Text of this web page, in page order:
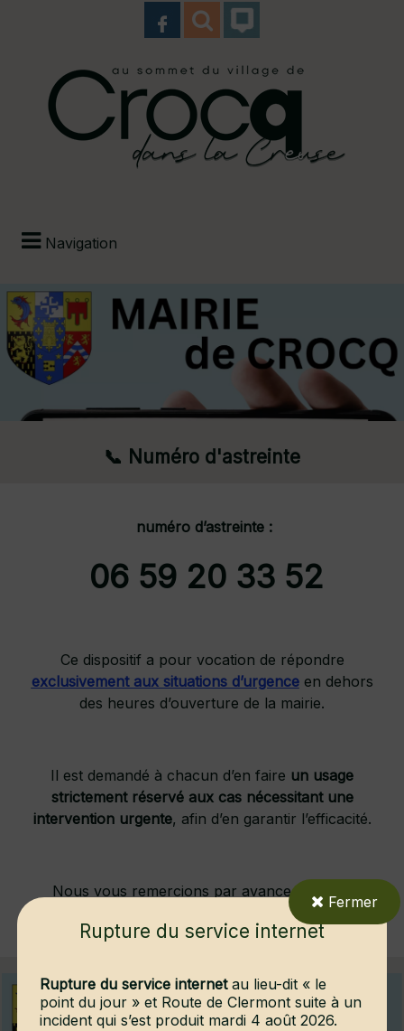
Navigation
📞 Numéro d'astreinte
numéro d’astreinte :
06 59 20 33 52
Ce dispositif a pour vocation de répondre
exclusivement aux situations d’urgenceen dehors
des heures d’ouverture de la mairie.
Il est demandé à chacun d’en faire un usage
strictement réservé aux cas nécessitant une
intervention urgente, afin d’en garantir l’efficacité.
Nous vous remercions par avance de votre
compréhension et de votre coopération.
Fermer
Rupture du service internet
Rupture du service internetau lieu-dit « le
point du jour » et Route de Clermont suite à un
incident qui s’est produit mardi 4 août 2026.